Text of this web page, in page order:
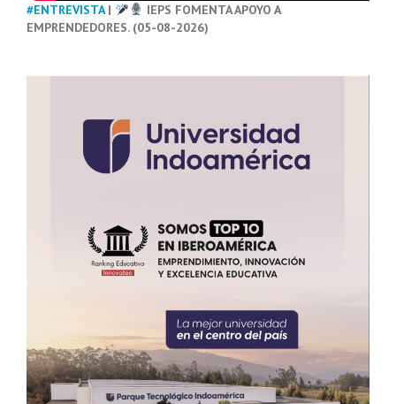
#ENTREVISTA|
IEPS FOMENTA APOYO A
EMPRENDEDORES. (05-08-2026)